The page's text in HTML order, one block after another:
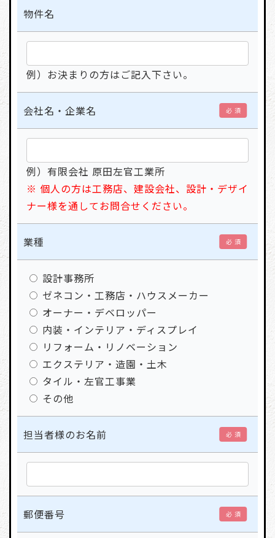
物件名
例）お決まりの方はご記入下さい。
会社名・企業名 必 須
例）有限会社 原田左官工業所
※ 個人の方は工務店、建設会社、設計・デザイ
ナー様を通してお問合せください。
業種 必 須
設計事務所
ゼネコン・工務店・ハウスメーカー
オーナー・デベロッパー
内装・インテリア・ディスプレイ
リフォーム・リノベーション
エクステリア・造園・土木
タイル・左官工事業
その他
担当者様のお名前 必 須
郵便番号 必 須